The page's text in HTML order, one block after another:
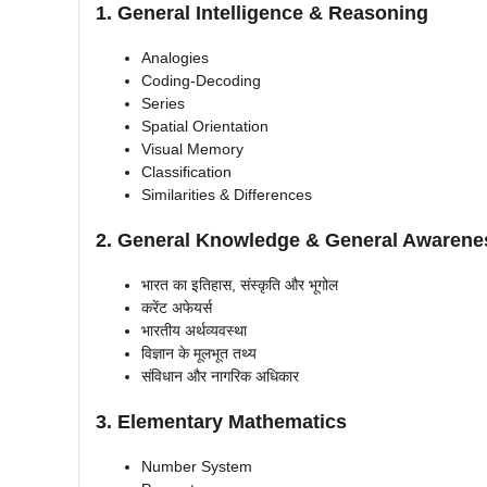
1. General Intelligence & Reasoning
Analogies
Coding-Decoding
Series
Spatial Orientation
Visual Memory
Classification
Similarities & Differences
2. General Knowledge & General
भारत का इतिहास, संस्कृति और भूगोल
करेंट अफेयर्स
भारतीय अर्थव्यवस्था
विज्ञान के मूलभूत तथ्य
संविधान और नागरिक अधिकार
3. Elementary Mathematics
Number System